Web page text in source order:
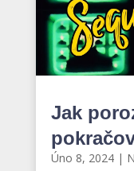
Jak
Úno 8, 2024|